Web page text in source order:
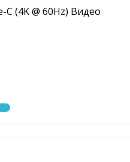
C (4K @ 60Hz) Видео